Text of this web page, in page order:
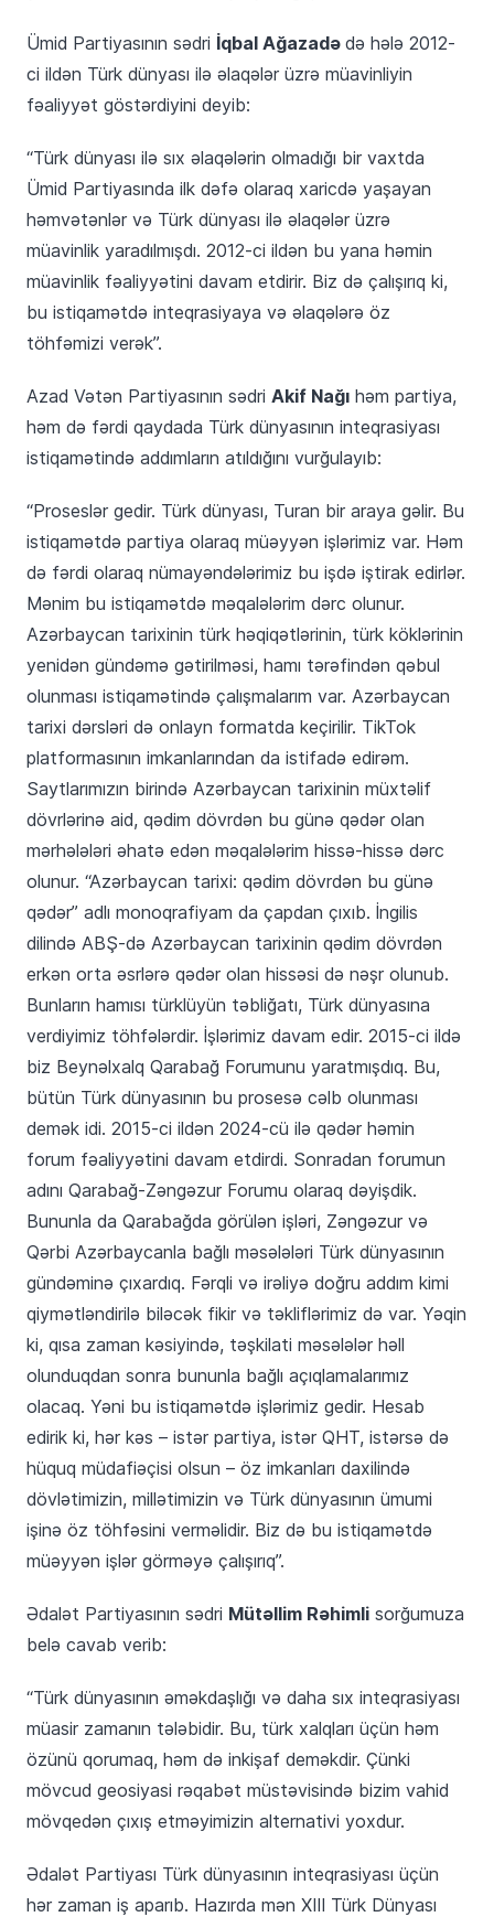
Ümid Partiyasının sədri İqbal Ağazadədə hələ 2012-
ci ildən Türk dünyası ilə əlaqələr üzrə müavinliyin
fəaliyyət göstərdiyini deyib:
“Türk dünyası ilə sıx əlaqələrin olmadığı bir vaxtda
Ümid Partiyasında ilk dəfə olaraq xaricdə yaşayan
həmvətənlər və Türk dünyası ilə əlaqələr üzrə
müavinlik yaradılmışdı. 2012-ci ildən bu yana həmin
müavinlik fəaliyyətini davam etdirir. Biz də çalışırıq ki,
bu istiqamətdə inteqrasiyaya və əlaqələrə öz
töhfəmizi verək”.
Azad Vətən Partiyasının sədri Akif Nağı həm partiya,
həm də fərdi qaydada Türk dünyasının inteqrasiyası
istiqamətində addımların atıldığını vurğulayıb:
“Proseslər gedir. Türk dünyası, Turan bir araya gəlir. Bu
istiqamətdə partiya olaraq müəyyən işlərimiz var. Həm
də fərdi olaraq nümayəndələrimiz bu işdə iştirak edirlər.
Mənim bu istiqamətdə məqalələrim dərc olunur.
Azərbaycan tarixinin türk həqiqətlərinin, türk köklərinin
yenidən gündəmə gətirilməsi, hamı tərəfindən qəbul
olunması istiqamətində çalışmalarım var. Azərbaycan
tarixi dərsləri də onlayn formatda keçirilir. TikTok
platformasının imkanlarından da istifadə edirəm.
Saytlarımızın birində Azərbaycan tarixinin müxtəlif
dövrlərinə aid, qədim dövrdən bu günə qədər olan
mərhələləri əhatə edən məqalələrim hissə-hissə dərc
olunur. “Azərbaycan tarixi: qədim dövrdən bu günə
qədər” adlı monoqrafiyam da çapdan çıxıb. İngilis
dilində ABŞ-də Azərbaycan tarixinin qədim dövrdən
erkən orta əsrlərə qədər olan hissəsi də nəşr olunub.
Bunların hamısı türklüyün təbliğatı, Türk dünyasına
verdiyimiz töhfələrdir. İşlərimiz davam edir. 2015-ci ildə
biz Beynəlxalq Qarabağ Forumunu yaratmışdıq. Bu,
bütün Türk dünyasının bu prosesə cəlb olunması
demək idi. 2015-ci ildən 2024-cü ilə qədər həmin
forum fəaliyyətini davam etdirdi. Sonradan forumun
adını Qarabağ-Zəngəzur Forumu olaraq dəyişdik.
Bununla da Qarabağda görülən işləri, Zəngəzur və
Qərbi Azərbaycanla bağlı məsələləri Türk dünyasının
gündəminə çıxardıq. Fərqli və irəliyə doğru addım kimi
qiymətləndirilə biləcək fikir və təkliflərimiz də var. Yəqin
ki, qısa zaman kəsiyində, təşkilati məsələlər həll
olunduqdan sonra bununla bağlı açıqlamalarımız
olacaq. Yəni bu istiqamətdə işlərimiz gedir. Hesab
edirik ki, hər kəs – istər partiya, istər QHT, istərsə də
hüquq müdafiəçisi olsun – öz imkanları daxilində
dövlətimizin, millətimizin və Türk dünyasının ümumi
işinə öz töhfəsini verməlidir. Biz də bu istiqamətdə
müəyyən işlər görməyə çalışırıq”.
Ədalət Partiyasının sədri Mütəllim Rəhimli sorğumuza
belə cavab verib:
“Türk dünyasının əməkdaşlığı və daha sıx inteqrasiyası
müasir zamanın tələbidir. Bu, türk xalqları üçün həm
özünü qorumaq, həm də inkişaf deməkdir. Çünki
mövcud geosiyasi rəqabət müstəvisində bizim vahid
mövqedən çıxış etməyimizin alternativi yoxdur.
Ədalət Partiyası Türk dünyasının inteqrasiyası üçün
hər zaman iş aparıb. Hazırda mən XIII Türk Dünyası